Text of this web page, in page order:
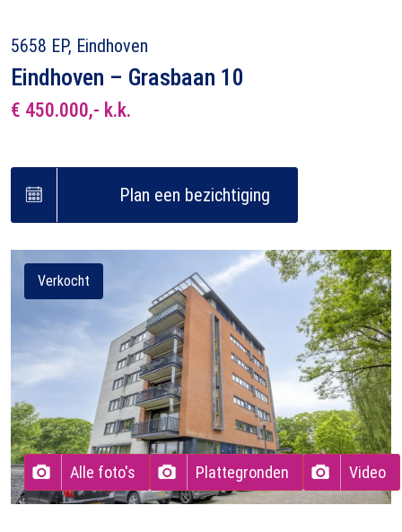
5658 EP, Eindhoven
Eindhoven – Grasbaan 10
€ 450.000,- k.k.
Plan een bezichtiging
Verkocht
Alle foto's Plattegronden Video